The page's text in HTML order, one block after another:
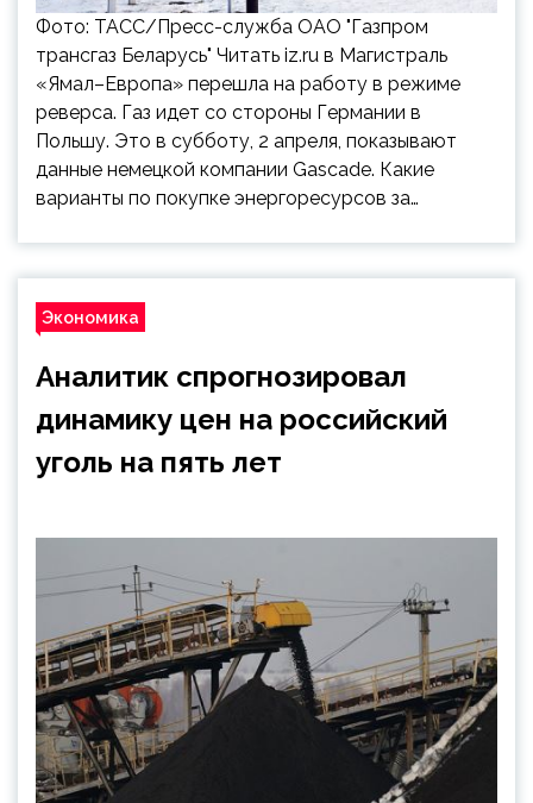
Фото: ТАСС/Пресс-служба ОАО "Газпром
трансгаз Беларусь" Читать iz.ru в Магистраль
«Ямал–Европа» перешла на работу в режиме
реверса. Газ идет со стороны Германии в
Польшу. Это в субботу, 2 апреля, показывают
данные немецкой компании Gascade. Какие
варианты по покупке энергоресурсов за…
Экономика
Аналитик спрогнозировал
динамику цен на российский
уголь на пять лет